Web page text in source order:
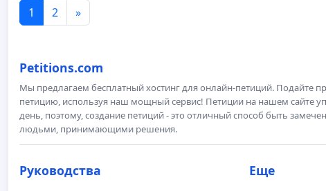
1 2 »
Petitions.com
Мы предлагаем бесплатный хостинг для онлайн-петиций. Подайте
петицию, используя наш мощный сервис! Петиции на нашем сайте
день, поэтому, создание петиций - это отличный способ быть
людьми, принимающими решения.
Руководства Еще